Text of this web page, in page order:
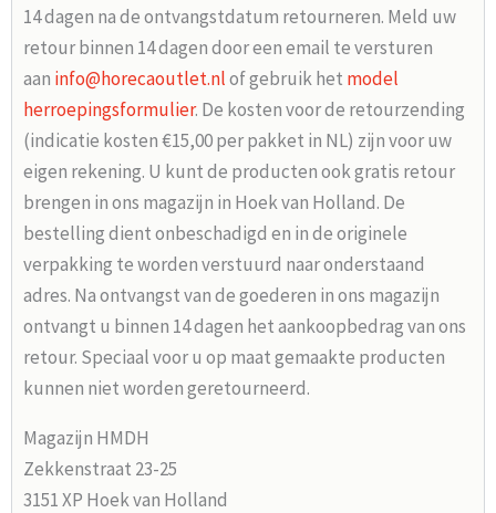
14 dagen na de ontvangstdatum retourneren. Meld uw
retour binnen 14 dagen door een email te versturen
aan info@horecaoutlet.nlof gebruik het model
herroepingsformulier. De kosten voor de retourzending
(indicatie kosten €15,00 per pakket in NL) zijn voor uw
eigen rekening. U kunt de producten ook gratis retour
brengen in ons magazijn in Hoek van Holland. De
bestelling dient onbeschadigd en in de originele
verpakking te worden verstuurd naar onderstaand
adres. Na ontvangst van de goederen in ons magazijn
ontvangt u binnen 14 dagen het aankoopbedrag van ons
retour. Speciaal voor u op maat gemaakte producten
kunnen niet worden geretourneerd.
Magazijn HMDH
Zekkenstraat 23-25
3151 XP Hoek van Holland